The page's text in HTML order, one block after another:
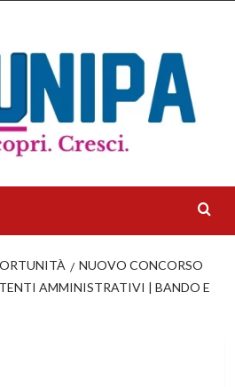
NUOVO CONCORSO
AMMINISTRATIVI | BANDO E